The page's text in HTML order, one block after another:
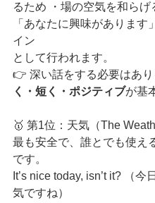
るため ・場の空気を和らげ
「あなたに興味があります
イン
として行われます。
👉 深い話をする必要はあり
く・短く・ポジティブが基
🥇 第1位：天気（The
最も安全で、誰とでも使え
です。
It’s nice today, isn’t it? （今
気ですね）